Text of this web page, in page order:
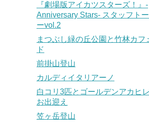
『劇場版アイカツスターズ！』-
Anniversary Stars- スタッフト
ーvol.2
まつぶし緑の丘公園と竹林カフ
ド
前掛山登山
カルディイタリアーノ
白コリ3匹とゴールデンアカヒ
お出迎え
笠ヶ岳登山